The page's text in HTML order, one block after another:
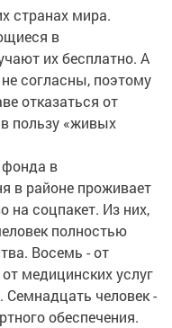
странах мира.
в
их бесплатно. А
согласны, поэтому
отказаться от
пользу «живых
в
в районе проживает
на соцпакет. Из них,
полностью
Восемь - от
медицинских услуг
Семнадцать человек -
обеспечения.